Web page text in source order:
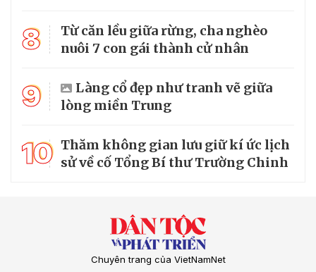
8
Từ căn lều giữa rừng, cha nghèo
nuôi 7 con gái thành cử nhân
9
Làng cổ đẹp như tranh vẽ giữa
lòng miền Trung
10 Thăm không gian lưu giữ kí ức lịch
sử về cố Tổng Bí thư Trường Chinh
Chuyên trang của VietNamNet